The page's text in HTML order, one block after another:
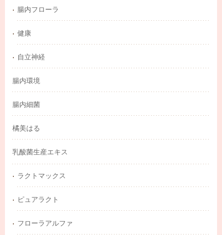
腸内フローラ
健康
自立神経
腸内環境
腸内細菌
橘美はる
乳酸菌生産エキス
ラクトマックス
ピュアラクト
フローラアルファ